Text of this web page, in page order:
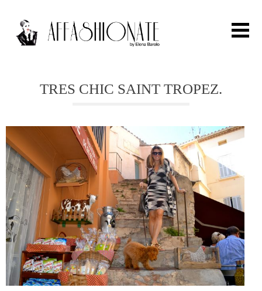
FASHION
OUTFIT
BEAUTY
TRAVEL
PARTIES
CELEB
TRES CHIC SAINT TROPEZ.